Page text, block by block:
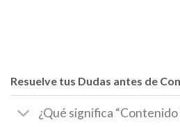
Resuelve tus Dudas antes de
¿Qué significa